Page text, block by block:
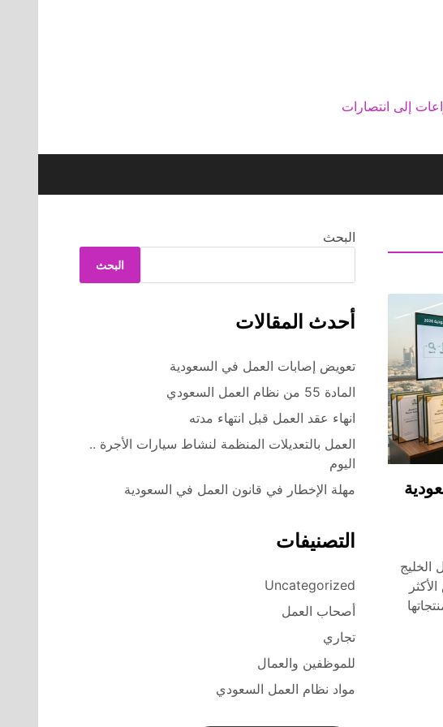
إلى انتصارات
البحث
البحث
أحدث المقالات
تعويض إصابات العمل في السعودية
المادة 55 من نظام العمل السعودي
انهاء عقد العمل قبل انتهاء مدته
العمل بالتعديلات المنظمة لنشاط سيارات الأجرة ..
اليوم
مهلة الإخطار في قانون العمل في السعودية
التصنيفات
Uncategorized
أصحاب العمل
تجاري
للموظفين والعمال
مواد نظام العمل السعودي